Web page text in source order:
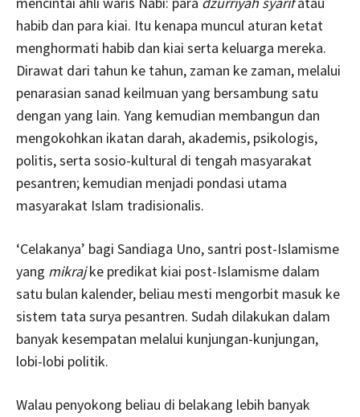
habib dan para kiai. Itu kenapa muncul aturan ketat
menghormati habib dan kiai serta keluarga mereka.
Dirawat dari tahun ke tahun, zaman ke zaman, melalui
penarasian sanad keilmuan yang bersambung satu
dengan yang lain. Yang kemudian membangun dan
mengokohkan ikatan darah, akademis, psikologis,
politis, serta sosio-kultural di tengah masyarakat
pesantren; kemudian menjadi pondasi utama
masyarakat Islam tradisionalis.
‘Celakanya’ bagi Sandiaga Uno, santri post-Islamisme
yang mikrajke predikat kiai post-Islamisme dalam
satu bulan kalender, beliau mesti mengorbit masuk ke
sistem tata surya pesantren. Sudah dilakukan dalam
banyak kesempatan melalui kunjungan-kunjungan,
lobi-lobi politik.
Walau penyokong beliau di belakang lebih banyak